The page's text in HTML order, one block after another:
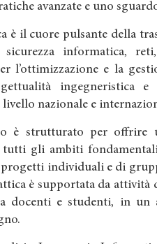
avanzate e uno
è il cuore pulsante della
sicurezza informatica,
l’ottimizzazione e la
ingegneristica
nazionale e
è strutturato per offrire
gli ambiti
individuali e di
è supportata da attività
docenti e studenti, in un